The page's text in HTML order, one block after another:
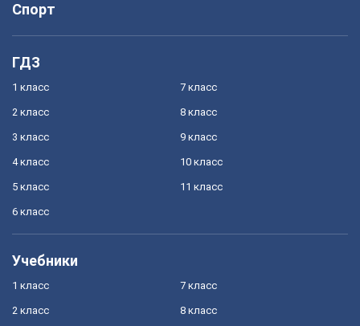
Спорт
ГДЗ
1 класс
2 класс
3 класс
4 класс
5 класс
6 класс
7 класс
8 класс
9 класс
10 класс
11 класс
Учебники
1 класс
2 класс
7 класс
8 класс